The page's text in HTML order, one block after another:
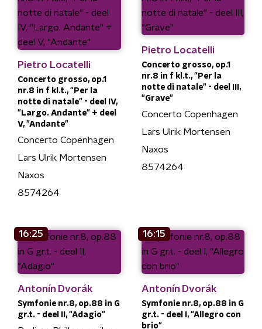
Pietro Locatelli
Concerto grosso, op.1
nr.8 in f kl.t., "Per la
notte di natale" - deel IV,
"Largo. Andante" + deel
V, "Andante"
Concerto Copenhagen
Lars Ulrik Mortensen
Naxos
8574264
Pietro Locatelli
Concerto grosso, op.1
nr.8 in f kl.t., "Per la
notte di natale" - deel III,
"Grave"
Concerto Copenhagen
Lars Ulrik Mortensen
Naxos
8574264
16:25
Antonín Dvorák
Symfonie nr.8, op.88 in G
gr.t. - deel II, "Adagio"
16:15
Antonín Dvorák
Symfonie nr.8, op.88 in G
gr.t. - deel I, "Allegro con
brio"